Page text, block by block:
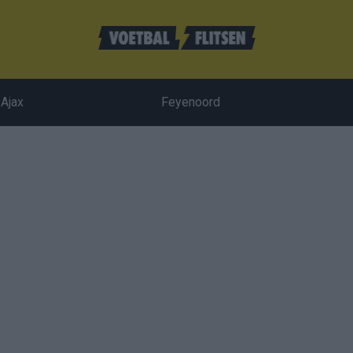
Ajax Feyenoord